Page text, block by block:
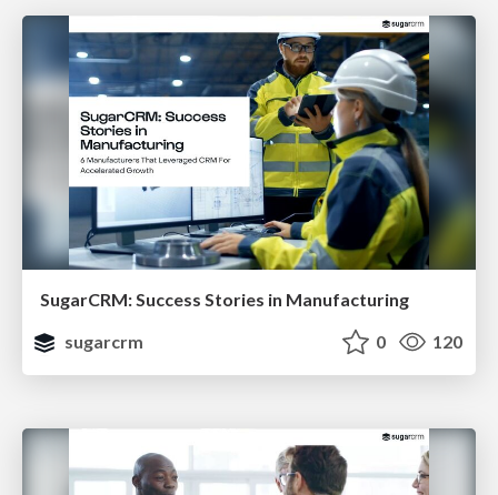
SugarCRM: Success Stories in Manufacturing
sugarcrm
0 120